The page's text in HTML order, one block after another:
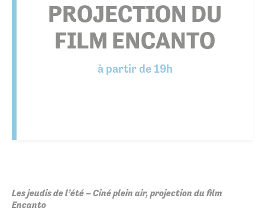
PROJECTION DU
FILM ENCANTO
à partir de 19h
Les jeudis de l’été –Ciné plein air, projection du film
Encanto